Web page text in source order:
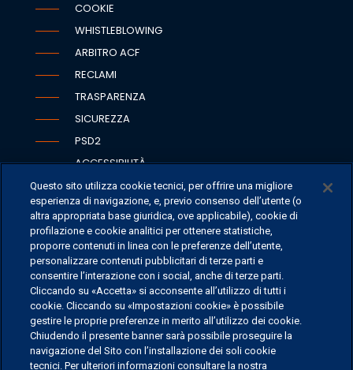
COOKIE
WHISTLEBLOWING
ARBITRO ACF
RECLAMI
TRASPARENZA
SICUREZZA
PSD2
ACCESSIBILITÀ
SEDI
CONTATTI
CONTATTI PER I MEDIA
FAQ
LAVORA CON NOI
Questo sito utilizza cookie tecnici, per offrire una migliore
esperienza di navigazione, e, previo consenso dell’utente (o
altra appropriata base giuridica, ove applicabile), cookie di
profilazione e cookie analitici per ottenere statistiche,
proporre contenuti in linea con le preferenze dell’utente,
personalizzare contenuti pubblicitari di terze parti e
consentire l’interazione con i social, anche di terze parti.
Cliccando su «Accetta» si acconsente all’utilizzo di tutti i
cookie. Cliccando su «Impostazioni cookie» è possibile
gestire le proprie preferenze in merito all’utilizzo dei cookie.
Chiudendo il presente banner sarà possibile proseguire la
navigazione del Sito con l’installazione dei soli cookie
tecnici. Per ulteriori informazioni consultare la nostra